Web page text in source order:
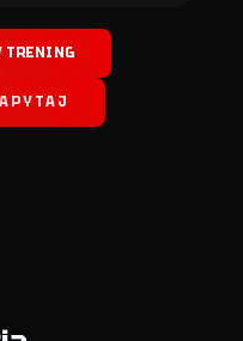
TRENING